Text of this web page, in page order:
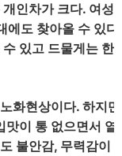
인차가 크다. 여성
에도 찾아올 수 있
있고 드물게는 한
화현상이다. 하지
맛이 통 없으면서 열
불안감, 무력감이